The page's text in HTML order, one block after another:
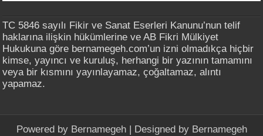
TC 5846 sayılı Fikir ve Sanat Eserleri Kanunu’nun telif
haklarına ilişkin hükümlerine ve AB Fikri Mülkiyet
Hukukuna göre bernamegeh.com’un izni olmadıkça hiçbir
kimse, yayıncı ve kuruluş, herhangi bir yazının tamamını
veya bir kısmını yayınlayamaz, çoğaltamaz, alıntı
yapamaz.
Powered by Bernamegeh| Designed by Bernamegeh